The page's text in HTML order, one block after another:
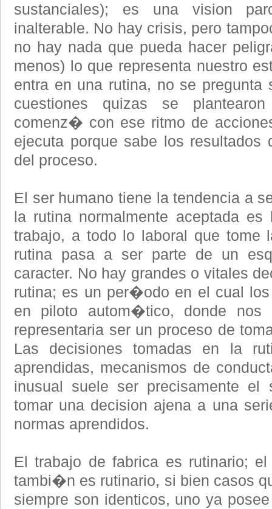
sustanciales); es una vision
inalterable. No hay crisis, pero
no hay nada que pueda hacer
menos) lo que representa nuestro
entra en una rutina, no se
cuestiones quizas se
comenz� con ese ritmo de
ejecuta porque sabe los
del proceso.
El ser humano tiene la tendencia a
la rutina normalmente aceptada
trabajo, a todo lo laboral que tome
rutina pasa a ser parte de un
caracter. No hay grandes o vitales
rutina; es un per�odo en el cual
en piloto autom�tico, donde nos
representaria ser un proceso de
Las decisiones tomadas en la
aprendidas, mecanismos de
inusual suele ser precisamente
tomar una decision ajena a una
normas aprendidos.
El trabajo de fabrica es rutinario;
tambi�n es rutinario, si bien casos
siempre son identicos, uno ya